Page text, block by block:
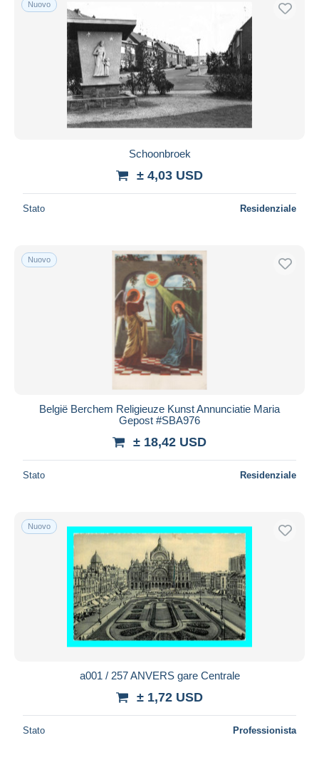
Spedizione gratuita
Metodi di pagamento
PayPal
Bonifico bancario
Visa
Mastercard
Aggiorna
Nuovo
Schoonbroek
± 4,03 USD
Stato Residenziale
Nuovo
België Berchem Religieuze Kunst Annunciatie Maria
Gepost #SBA976
± 18,42 USD
Stato Residenziale
Nuovo
a001 / 257 ANVERS gare Centrale
± 1,72 USD
Stato Professionista